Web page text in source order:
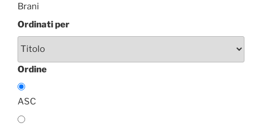
Brani
Ordinati per
Ordine
ASC